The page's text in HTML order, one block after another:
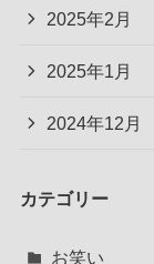
2025年2月
2025年1月
2024年12月
カテゴリー
お笑い